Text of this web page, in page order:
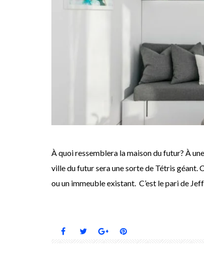
À quoi ressemblera la maison du futur? À
ville du futur sera une sorte de Tétris géant.
ou un immeuble existant. C’est le pari de